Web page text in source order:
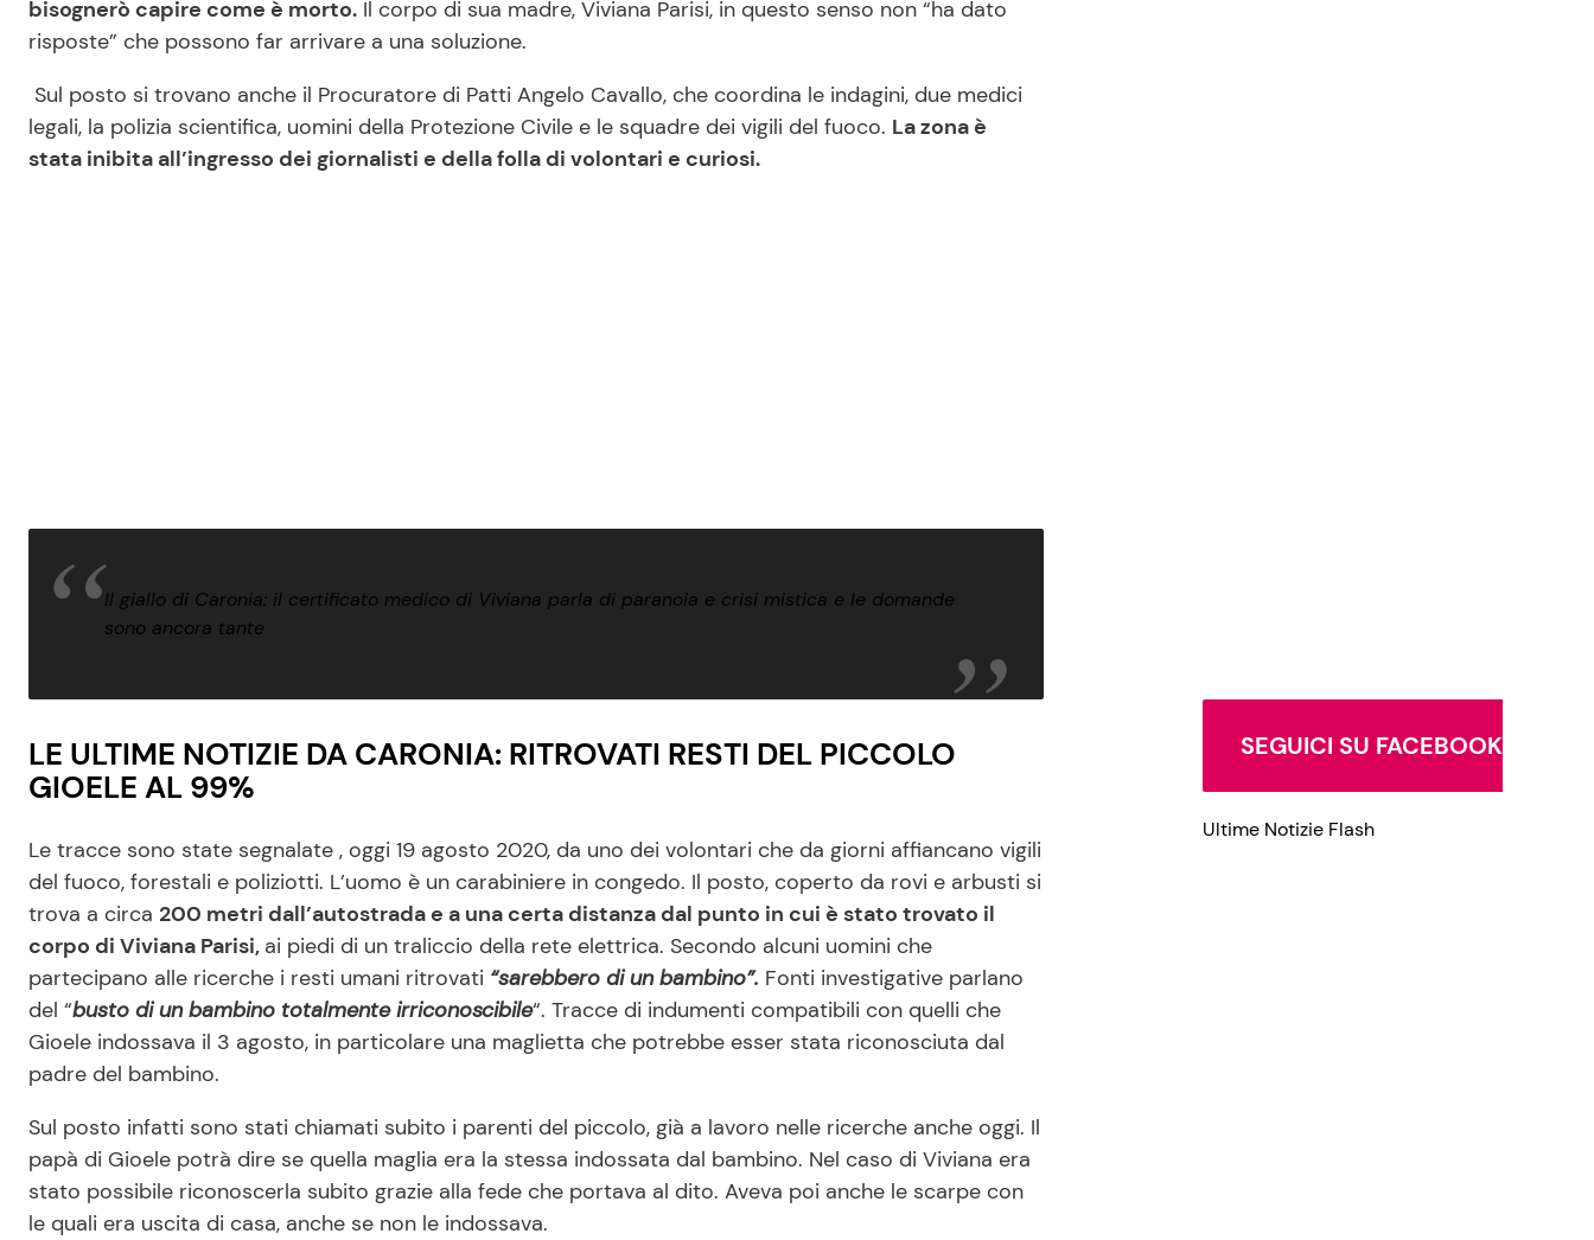
bisognerò capire come è morto. Il corpo di sua madre, Viviana Parisi, in questo senso non “ha dato
risposte” che possono far arrivare a una soluzione.
Sul posto si trovano anche il Procuratore di Patti Angelo Cavallo, che coordina le indagini, due medici
legali, la polizia scientifica, uomini della Protezione Civile e le squadre dei vigili del fuoco. La zona è
stata inibita all’ingresso dei giornalisti e della folla di volontari e curiosi.
Il giallo di Caronia: il certificato medico di Viviana parla di paranoia e crisi mistica e le domande
sono ancora tante
LE ULTIME NOTIZIE DA CARONIA: RITROVATI RESTI DEL PICCOLO
GIOELE AL 99%
Le tracce sono state segnalate , oggi 19 agosto 2020, da uno dei volontari che da giorni affiancano vigili
del fuoco, forestali e poliziotti. L’uomo è un carabiniere in congedo. Il posto, coperto da rovi e arbusti si
trova a circa 200 metri dall’autostrada e a una certa distanza dal punto in cui è stato trovato il
corpo di Viviana Parisi, ai piedi di un traliccio della rete elettrica. Secondo alcuni uomini che
partecipano alle ricerche i resti umani ritrovati “sarebbero di un bambino”. Fonti investigative parlano
del “busto di un bambino totalmente irriconoscibile“. Tracce di indumenti compatibili con quelli che
Gioele indossava il 3 agosto, in particolare una maglietta che potrebbe esser stata riconosciuta dal
padre del bambino.
Sul posto infatti sono stati chiamati subito i parenti del piccolo, già a lavoro nelle ricerche anche oggi. Il
papà di Gioele potrà dire se quella maglia era la stessa indossata dal bambino. Nel caso di Viviana era
stato possibile riconoscerla subito grazie alla fede che portava al dito. Aveva poi anche le scarpe con
le quali era uscita di casa, anche se non le indossava.
SEGUICI SU FACEBOOK
Ultime Notizie Flash